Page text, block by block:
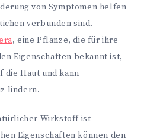
von Symptomen helfen
verbunden sind.
, eine Pflanze, die für ihre
Eigenschaften bekannt ist,
die Haut und kann
lindern.
Wirkstoff ist
Eigenschaften können den